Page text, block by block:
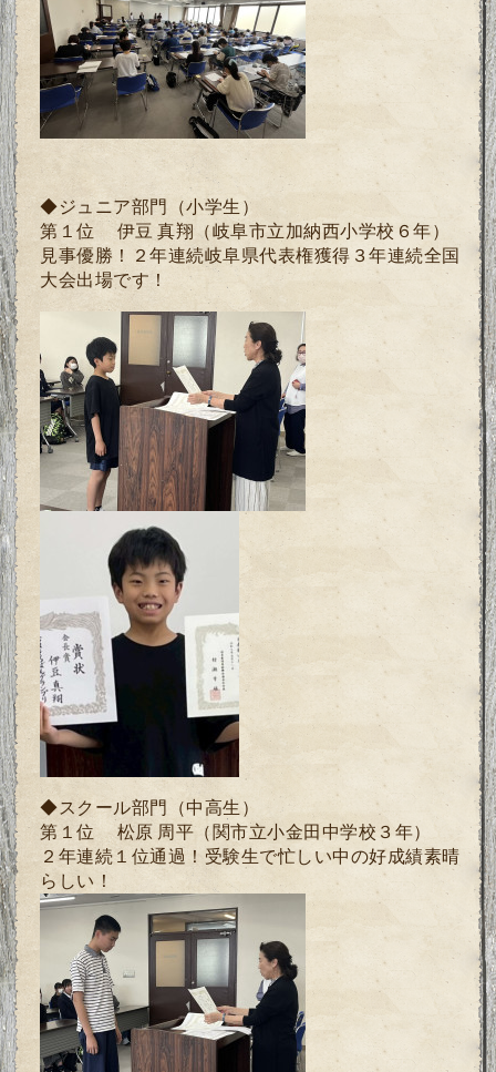
◆ジュニア部門（小学生）
第１位 伊豆 真翔 （岐阜市立加納西小学校６年）
見事優勝！２年連続岐阜県代表権獲得３年連続全国
大会出場です！
◆スクール部門（中高生）
第１位 松原 周平 （関市立小金田中学校３年）
２年連続１位通過！受験生で忙しい中の好成績素晴
らしい！